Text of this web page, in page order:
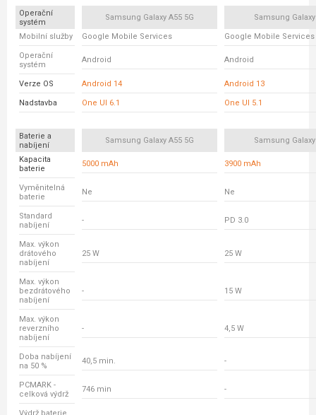
Operační
systém
Samsung Galaxy A55 5G Samsung Galaxy
Mobilní služby Google Mobile Services Google Mobile Services
Operační
systém
Android Android
Verze OS Android 14 Android 13
Nadstavba One UI 6.1 One UI 5.1
Baterie a
nabíjení
Samsung Galaxy A55 5G Samsung Galaxy
Kapacita
baterie
5000 mAh 3900 mAh
Vyměnitelná
baterie
Ne Ne
Standard
nabíjení
- PD 3.0
Max. výkon
drátového
nabíjení
25 W 25 W
Max. výkon
bezdrátového
nabíjení
- 15 W
Max. výkon
reverzního
nabíjení
- 4,5 W
Doba nabíjení
na 50 %
40,5 min. -
PCMARK -
celková výdrž
746 min -